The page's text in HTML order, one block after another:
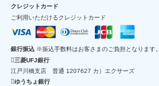
クレジットカード
ご利用いただけるクレジットカード
銀行振込 ※振込手数料はお客さまのご負担となります。
三菱UFJ銀行
江戸川橋支店 普通 1207627 カ）エクサーズ
ゆうちょ銀行